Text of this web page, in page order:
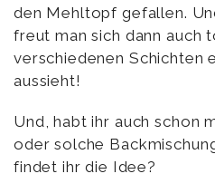
den Mehltopf gefallen.
freut man sich dann auch
verschiedenen Schichten
aussieht!
Und, habt ihr auch schon
oder solche
findet ihr die Idee?